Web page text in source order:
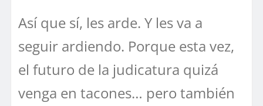
Así que sí, les arde. Y les va a
seguir ardiendo. Porque esta vez,
el futuro de la judicatura quizá
venga en tacones… pero también